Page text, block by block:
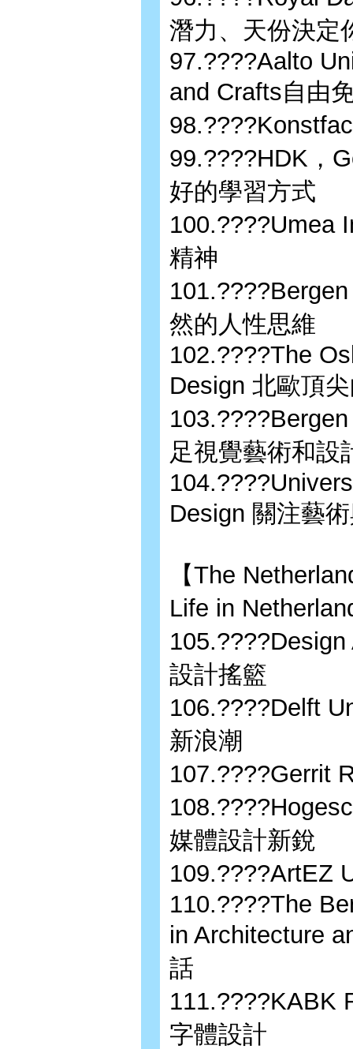
潛力、天份決定
97.????Aalto
and Crafts自由
99.????HDK，
好的學習方式
100.????Umea
精神
然的人性思維
102.????The
Design 北歐頂
足視覺藝術和設
Design 關注藝
【The
Life in
設計搖籃
106.????Delft
新浪潮
107.????Gerrit
媒體設計新銳
109.????ArtEZ
110.????The
in Architecture
話
111.????KABK
字體設計